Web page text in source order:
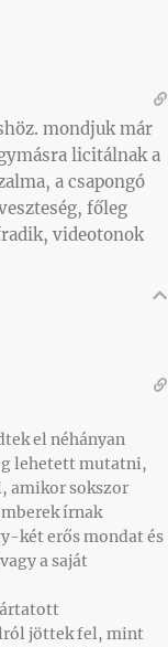
mondjuk már
licitálnak a
a csapongó
főleg
videotonok
el néhányan
lehetett mutatni,
amikor sokszor
írnak
két erős mondat és
a saját
jöttek fel, mint